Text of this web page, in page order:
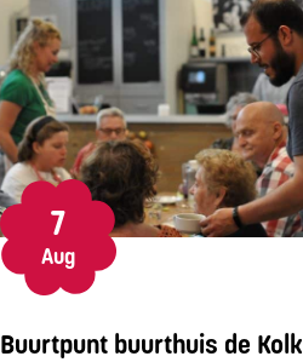
Buurtpunt buurthuis de Kolk
7
Aug